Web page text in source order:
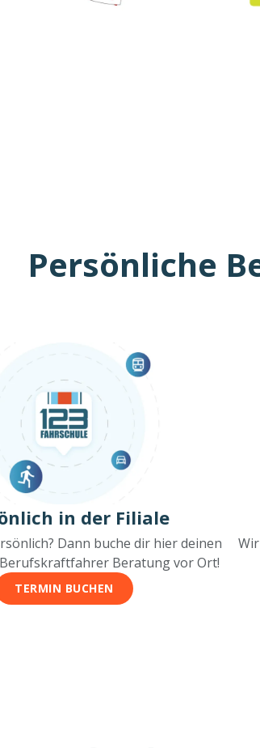
Persönliche
in der Filiale
Dann buche dir hier deinen
Beratung vor Ort!
TERMIN BUCHEN